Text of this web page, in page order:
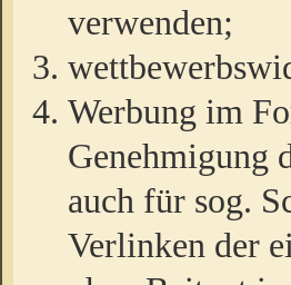
verwenden;
Werbung im
Genehmigung
auch für sog.
Verlinken der